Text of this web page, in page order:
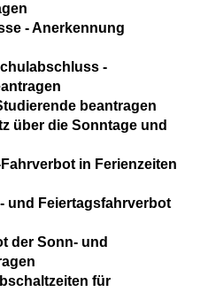
- Anerkennung
-
beantragen
über die Sonntage und
in Ferienzeiten
und Feiertagsfahrverbot
der Sonn- und
für